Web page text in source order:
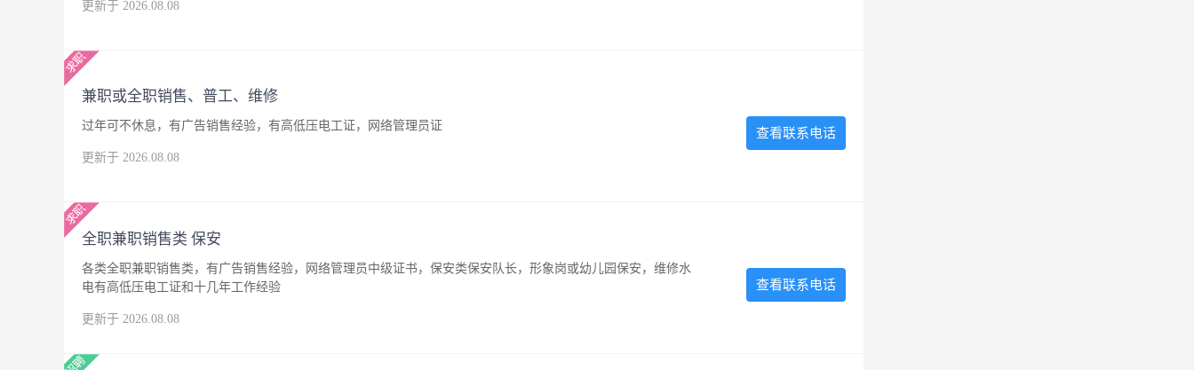
更新于 2026.08.08
兼职或全职销售、普工、维修
过年可不休息，有广告销售经验，有高低压电工证，网络管理员证
更新于 2026.08.08
查看联系电话
全职兼职销售类 保安
各类全职兼职销售类，有广告销售经验，网络管理员中级证书，保安类保安队长，形象岗或幼儿园保安，维修水
电有高低压电工证和十几年工作经验
更新于 2026.08.08
查看联系电话